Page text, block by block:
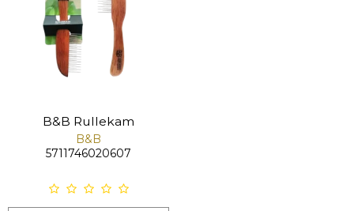
B&B Rullekam
B&B
5711746020607